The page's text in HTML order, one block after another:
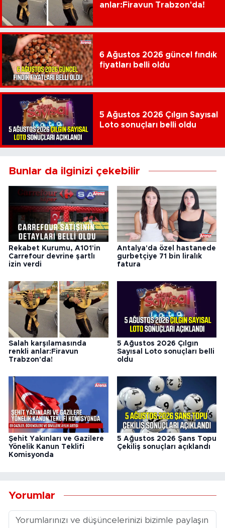
anlar:Firavun Trabzon'da!
6 Ağustos 2026 güncel fındık
fiyatları belli oldu
5 Ağustos 2026 Çılgın Sayısal
Loto sonuçları belli oldu
Bunlar da ilginizi çekebilir
Rekabet Kurumu, A101'in
Carrefour devrine şartlı
izin verdi
Antalya'da özel hastanede
gurbetçiye 71 bin liralık
fatura
Salah karşılamasında
renkli anlar:Firavun
Trabzon'da!
5 Ağustos 2026 Çılgın
Sayısal Loto sonuçları belli
oldu
Şehit Yakınları ve Gazilere
Yönelik Kanun Teklifi
Komisyonda
5 Ağustos 2026 Şans Topu
Çekiliş sonuçları açıklandı
Yorumlar